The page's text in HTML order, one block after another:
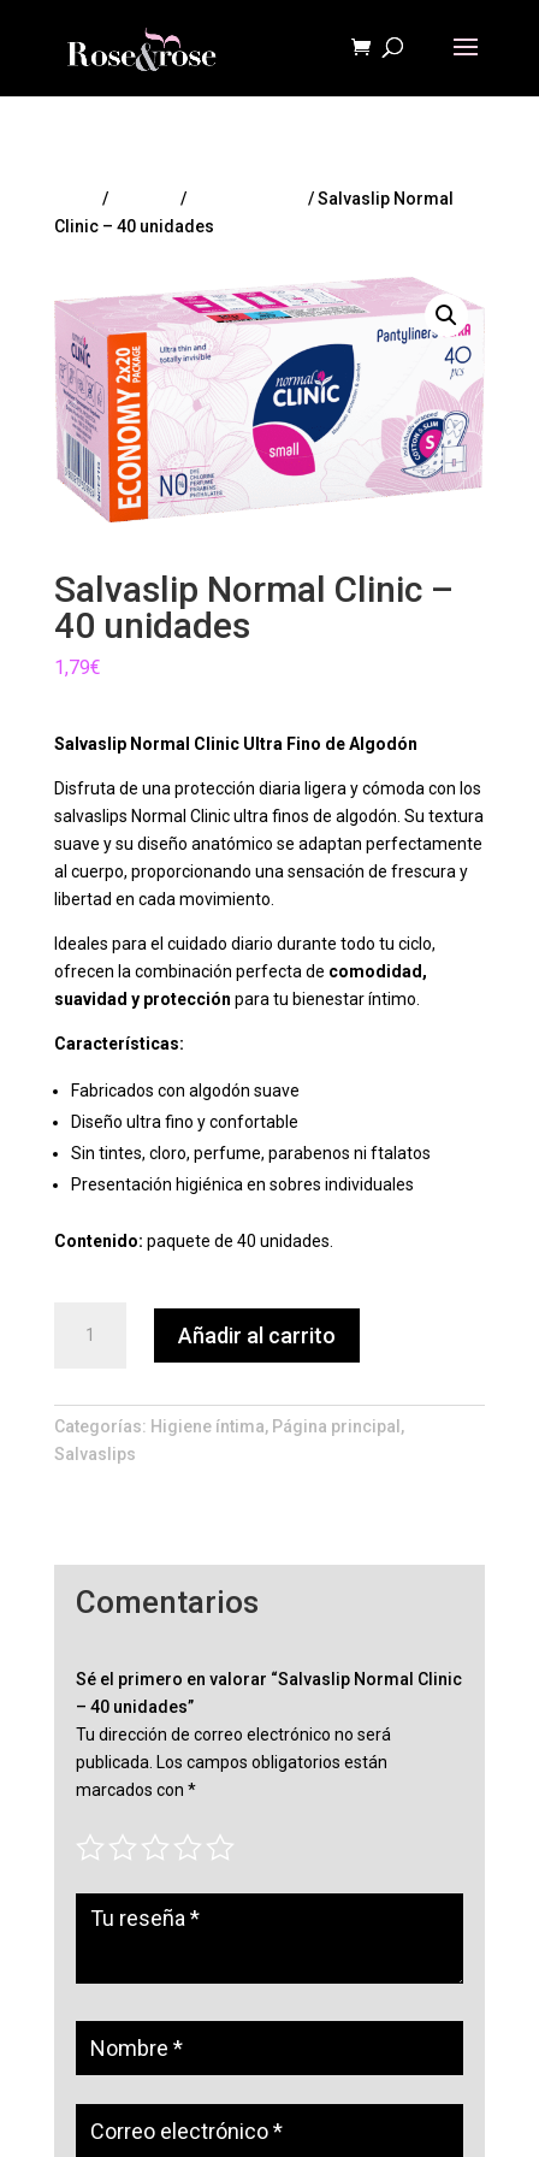
/ /
/ Salvaslip Normal
Clinic – 40 unidades
Salvaslip Normal Clinic –
40 unidades
1,79€
Salvaslip Normal Clinic Ultra Fino de Algodón
Disfruta de una protección diaria ligera y cómoda con los
salvaslips Normal Clinic ultra finos de algodón. Su textura
suave y su diseño anatómico se adaptan perfectamente
al cuerpo, proporcionando una sensación de frescura y
libertad en cada movimiento.
Ideales para el cuidado diario durante todo tu ciclo,
ofrecen la combinación perfecta de comodidad,
suavidad y protección para tu bienestar íntimo.
Características:
Fabricados con algodón suave
Diseño ultra fino y confortable
Sin tintes, cloro, perfume, parabenos ni ftalatos
Presentación higiénica en sobres individuales
Contenido: paquete de 40 unidades.
Normal
40
unidades
Añadir al carrito
Categorías: Higiene íntima, Página principal ,
Salvaslips
Comentarios
Sé el primero en valorar “Salvaslip Normal Clinic
– 40 unidades”
Tu dirección de correo electrónico no será
publicada. Los campos obligatorios están
marcados con *